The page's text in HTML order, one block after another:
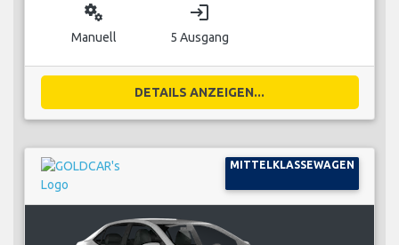
miscellaneous_services
Manuell
login
5 Ausgang
DETAILS ANZEIGEN...
MITTELKLASSEWAGEN